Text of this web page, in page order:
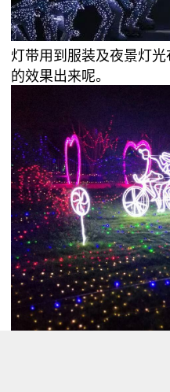
灯带用到服装及夜景灯
的效果出来呢。